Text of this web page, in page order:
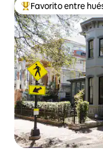
Favorito entre
Favorito entre